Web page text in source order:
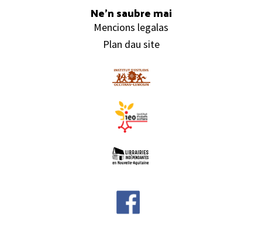
Ne’n saubre mai
Mencions legalas
Plan dau site